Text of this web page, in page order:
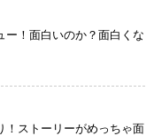
ー！面白いのか？面白くな
！ストーリーがめっちゃ面